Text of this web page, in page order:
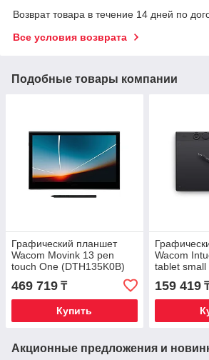
Возврат товара в течение 14 дней по
Все условия возврата
Подобные товары компании
Графический планшет
Wacom Movink 13 pen
touch One (DTH135K0B)
469 719 ₸
Купить
Wacom
tablet small
159 419
Акционные предложения и